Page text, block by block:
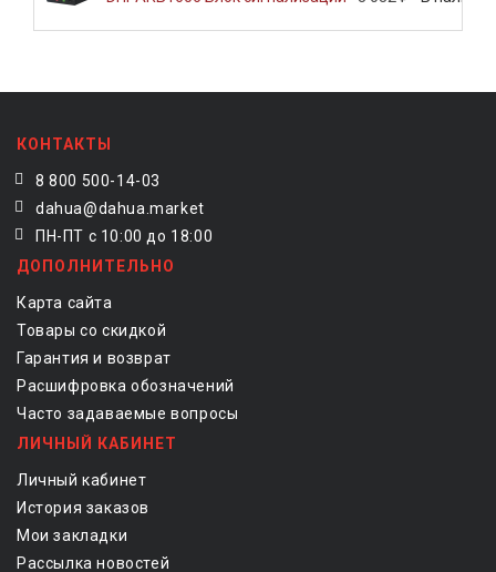
КОНТАКТЫ
8 800 500-14-03
dahua@dahua.market
ПН-ПТ с 10:00 до 18:00
ДОПОЛНИТЕЛЬНО
Карта сайта
Товары со скидкой
Гарантия и возврат
Расшифровка обозначений
Часто задаваемые вопросы
ЛИЧНЫЙ КАБИНЕТ
Личный кабинет
История заказов
Мои закладки
Рассылка новостей